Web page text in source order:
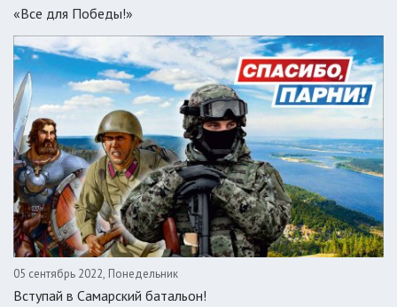
«Все для Победы!»
05 сентябрь 2022, Понедельник
Вступай в Самарский батальон!